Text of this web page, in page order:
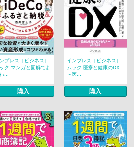
プレス［ビジネス］
ク マンガと図解でよ
...
購入
インプレス［ビジネス］
ムック 医療と健康のDX
～医...
購入